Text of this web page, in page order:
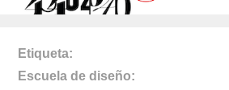
Etiqueta
Escuela de diseño